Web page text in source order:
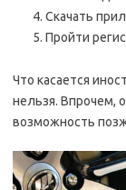
Скачать
Пройти
Что касается
нельзя. Впрочем,
возможность